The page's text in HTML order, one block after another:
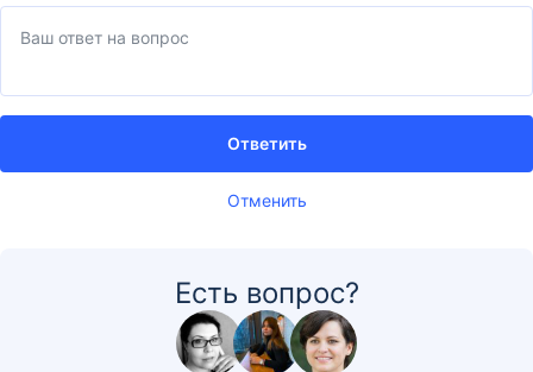
Отменить
Ответить
Есть вопрос?